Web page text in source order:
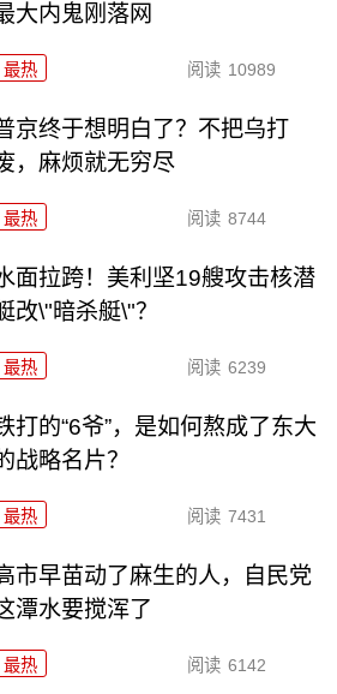
大内鬼刚落网
最热 阅读 10989
京终于想明白了？不把乌打
，麻烦就无穷尽
最热 阅读 8744
面拉跨！美利坚19艘攻击核潜
改\"暗杀艇\"？
最热 阅读 6239
打的“6爷”，是如何熬成了东大
战略名片？
最热 阅读 7431
市早苗动了麻生的人，自民党
潭水要搅浑了
最热 阅读 6142